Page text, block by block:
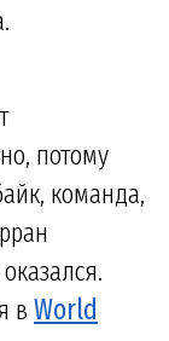
потому
команда,
в World